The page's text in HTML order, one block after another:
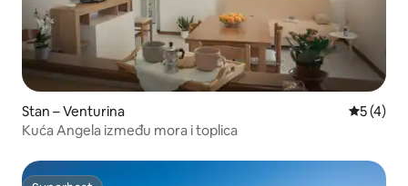
Stan – Venturina
5 (4)
Kuća Angela između mora i toplica